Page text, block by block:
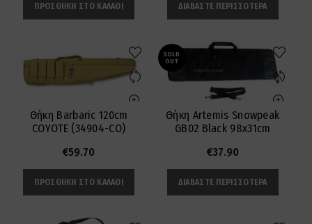
ΠΡΟΣΘΉΚΗ ΣΤΟ ΚΑΛΆΘΙ ΔΙΑΒΆΣΤΕ ΠΕΡΙΣΣΌΤΕΡΑ
Θήκη Barbaric 120cm
COYOTE (34904-CO)
€59.70
ΠΡΟΣΘΉΚΗ ΣΤΟ ΚΑΛΆΘΙ
SOLD
OUT
Θήκη Artemis Snowpeak
GB02 Black 98x31cm
€37.90
ΔΙΑΒΆΣΤΕ ΠΕΡΙΣΣΌΤΕΡΑ